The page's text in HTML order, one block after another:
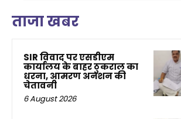
ताजा खबर
SIR विवाद पर एसडीएम
कार्यालय के बाहर ठुकराल का
धरना, आमरण अनशन की
चेतावनी
6 August 2026